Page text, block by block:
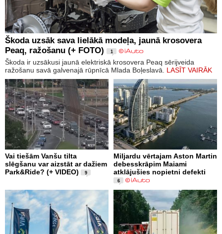
Škoda uzsāk sava lielākā modeļa, jaunā krosovera
Peaq, ražošanu (+ FOTO)
1
Škoda ir uzsākusi jaunā elektriskā krosovera Peaq sērijveida
ražošanu savā galvenajā rūpnīcā Mlada Boļeslavā. LASĪT VAIRĀK
Vai tiešām Vanšu tilta
slēgšanu var aizstāt ar dažiem
Park&Ride? (+ VIDEO)
9
Miljardu vērtajam Aston Martin
debesskrāpim Maiami
atklājušies nopietni defekti
6